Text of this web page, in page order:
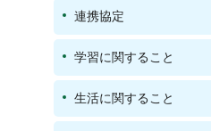
連携協定
学習に関すること
生活に関すること